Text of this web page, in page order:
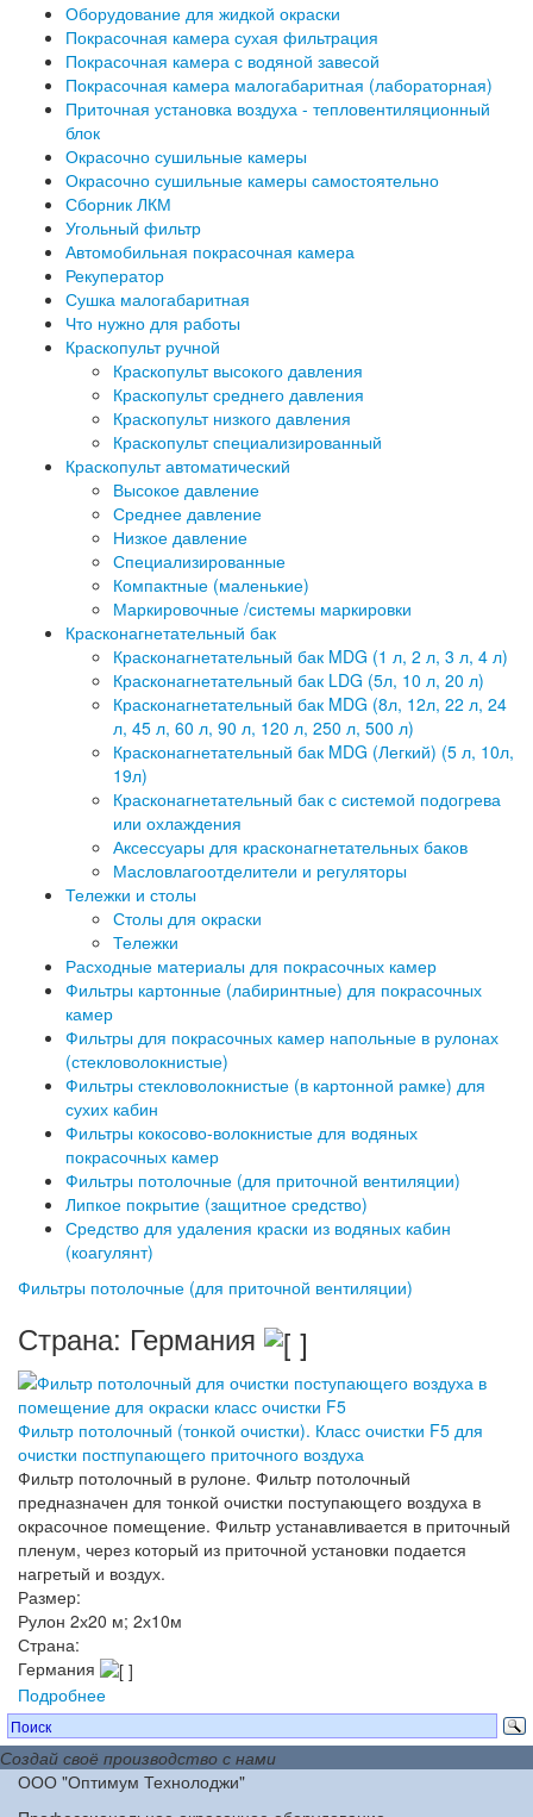
Оборудование для жидкой окраски
Покрасочная камера сухая фильтрация
Покрасочная камера с водяной завесой
Покрасочная камера малогабаритная (лабораторная)
Приточная установка воздуха - тепловентиляционный
блок
Окрасочно сушильные камеры
Окрасочно сушильные камеры самостоятельно
Сборник ЛКМ
Угольный фильтр
Автомобильная покрасочная камера
Рекуператор
Сушка малогабаритная
Что нужно для работы
Краскопульт ручной
Краскопульт высокого давления
Краскопульт среднего давления
Краскопульт низкого давления
Краскопульт специализированный
Краскопульт автоматический
Высокое давление
Среднее давление
Низкое давление
Специализированные
Компактные (маленькие)
Маркировочные /системы маркировки
Красконагнетательный бак
Красконагнетательный бак MDG (1 л, 2 л, 3 л, 4 л)
Красконагнетательный бак LDG (5л, 10 л, 20 л)
Красконагнетательный бак MDG (8л, 12л, 22 л, 24
л, 45 л, 60 л, 90 л, 120 л, 250 л, 500 л)
Красконагнетательный бак MDG (Легкий) (5 л, 10л,
19л)
Красконагнетательный бак с системой подогрева
или охлаждения
Аксессуары для красконагнетательных баков
Масловлагоотделители и регуляторы
Тележки и столы
Столы для окраски
Тележки
Расходные материалы для покрасочных камер
Фильтры картонные (лабиринтные) для покрасочных
камер
Фильтры для покрасочных камер напольные в рулонах
(стекловолокнистые)
Фильтры стекловолокнистые (в картонной рамке) для
сухих кабин
Фильтры кокосово-волокнистые для водяных
покрасочных камер
Фильтры потолочные (для приточной вентиляции)
Липкое покрытие (защитное средство)
Средство для удаления краски из водяных кабин
(коагулянт)
Фильтры потолочные (для приточной вентиляции)
Страна: Германия
Фильтр потолочный (тонкой очистки). Класс очистки F5 для
очистки постпупающего приточного воздуха
Фильтр потолочный в рулоне. Фильтр потолочный
предназначен для тонкой очистки поступающего воздуха в
окрасочное помещение. Фильтр устанавливается в приточный
пленум, через который из приточной установки подается
нагретый и воздух.
Размер:
Рулон 2х20 м; 2х10м
Страна:
Германия
Подробнее
Создай своё производство с нами
ООО "Оптимум Технолоджи"